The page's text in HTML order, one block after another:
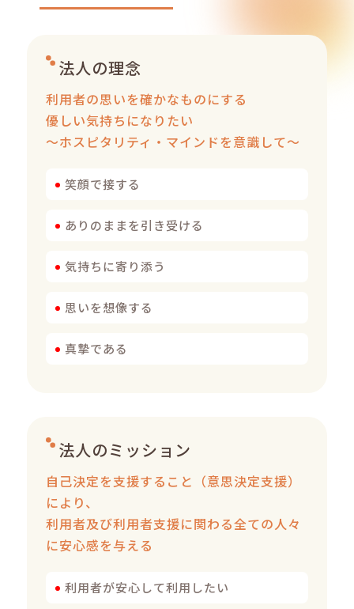
法人の理念
利用者の思いを確かなものにする
優しい気持ちになりたい
～ホスピタリティ・マインドを意識して～
笑顔で接する
ありのままを引き受ける
気持ちに寄り添う
思いを想像する
真摯である
法人のミッション
自己決定を支援すること（意思決定支援）
により、
利用者及び利用者支援に関わる全ての人々
に安心感を与える
利用者が安心して利用したい